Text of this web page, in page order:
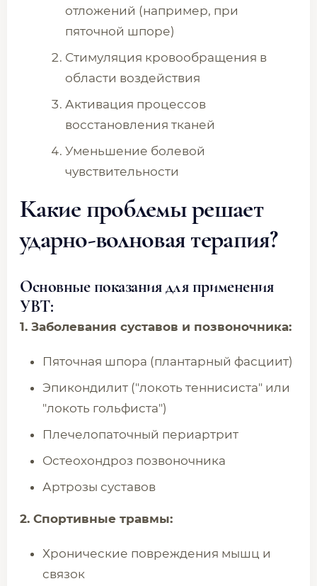
отложений (например, при
пяточной шпоре)
Стимуляция кровообращения в
области воздействия
Активация процессов
восстановления тканей
Уменьшение болевой
чувствительности
Какие проблемы решает
ударно-волновая терапия?
Основные показания для применения
УВТ:
1. Заболевания суставов и позвоночника:
Пяточная шпора (плантарный фасциит)
Эпикондилит ("локоть теннисиста" или
"локоть гольфиста")
Плечелопаточный периартрит
Остеохондроз позвоночника
Артрозы суставов
2. Спортивные травмы:
Хронические повреждения мышц и
связок